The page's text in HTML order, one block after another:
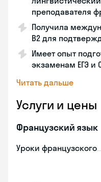
преподавателя
Получила
B2 для
Имеет опыт
экзаменам ЕГЭ и
Читать дальше
Услуги и цены
Французский язык
Уроки французского